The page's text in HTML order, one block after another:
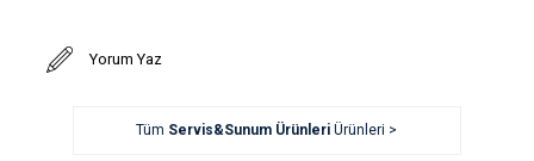
Yorum Yaz
Tüm Servis&Sunum Ürünleri Ürünleri >